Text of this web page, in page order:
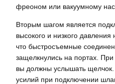
фреоном или вакуумному
Вторым шагом является
высокого и низкого давления
что быстросъемные
защелкнулись на портах.
вы должны услышать
усилий при подключении